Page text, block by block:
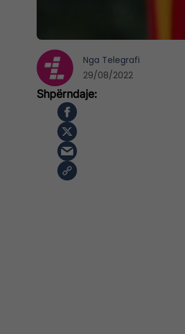
Nga Telegrafi
29/08/2022